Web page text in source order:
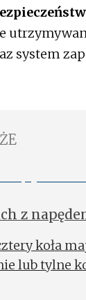
system
z
koła
lub tylne